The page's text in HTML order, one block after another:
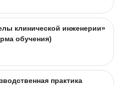
клинической инженерии»
обучения)
практика